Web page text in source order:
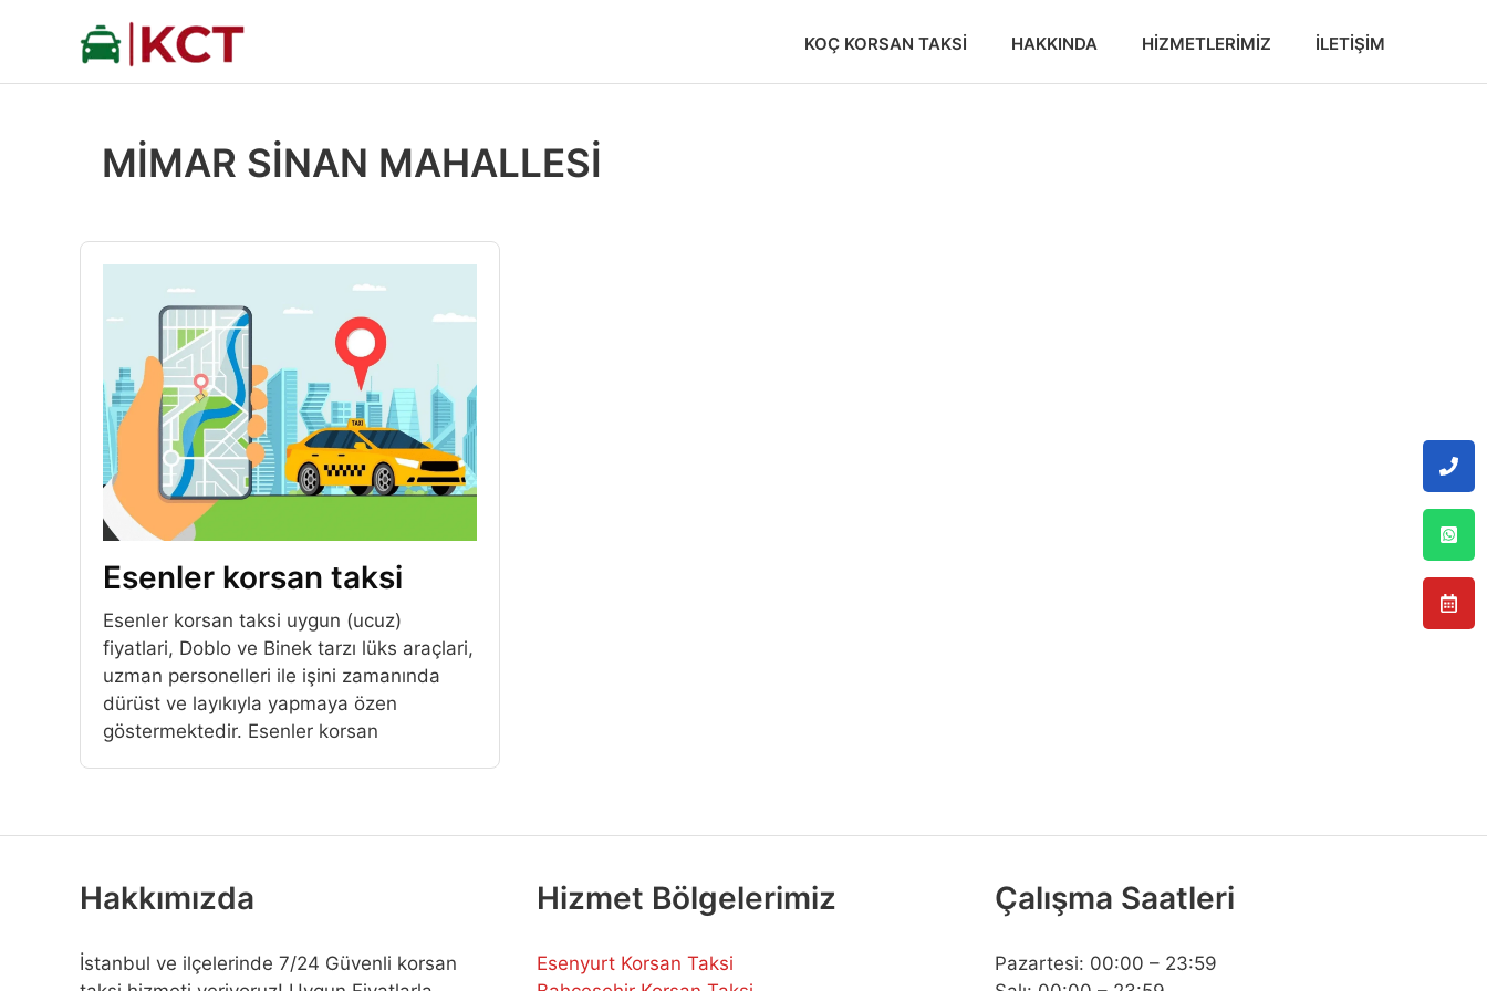
KOÇ KORSAN TAKSI HAKKINDA HIZMETLERIMIZ İLETIŞIM
MİMAR SİNAN MAHALLESİ
Esenler korsan taksi
Esenler korsan taksi uygun (ucuz)
fiyatlari, Doblo ve Binek tarzı lüks araçlari,
uzman personelleri ile işini zamanında
dürüst ve layıkıyla yapmaya özen
göstermektedir. Esenler korsan
Hakkımızda
İstanbul ve ilçelerinde 7/24 Güvenli korsan
Hizmet Bölgelerimiz
Esenyurt Korsan Taksi
Çalışma Saatleri
Pazartesi: 00:00 – 23:59